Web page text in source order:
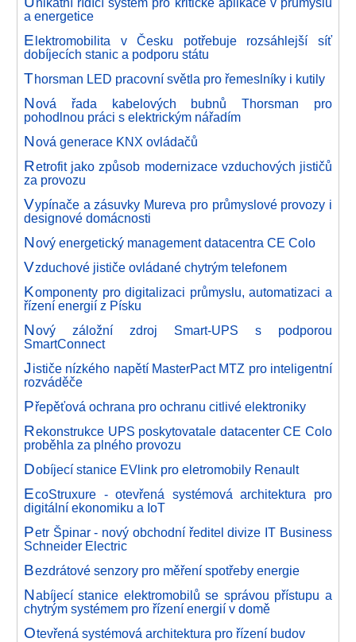
a energetice
Elektromobilita v Česku potřebuje rozsáhlejší síť
dobíjecích stanic a podporu státu
Thorsman LED pracovní světla pro řemeslníky i kutily
Nová řada kabelových bubnů Thorsman pro
pohodlnou práci s elektrickým nářadím
Nová generace KNX ovládačů
Retrofit jako způsob modernizace vzduchových jističů
za provozu
Vypínače a zásuvky Mureva pro průmyslové provozy i
designové domácnosti
Nový energetický management datacentra CE Colo
Vzduchové jističe ovládané chytrým telefonem
Komponenty pro digitalizaci průmyslu, automatizaci a
řízení energií z Písku
Nový záložní zdroj Smart-UPS s podporou
SmartConnect
Jističe nízkého napětí MasterPact MTZ pro inteligentní
rozváděče
Přepěťová ochrana pro ochranu citlivé elektroniky
Rekonstrukce UPS poskytovatale datacenter CE Colo
proběhla za plného provozu
Dobíjecí stanice EVlink pro eletromobily Renault
EcoStruxure - otevřená systémová architektura pro
digitální ekonomiku a IoT
Petr Špinar - nový obchodní ředitel divize IT Business
Schneider Electric
Bezdrátové senzory pro měření spotřeby energie
Nabíjecí stanice elektromobilů se správou přístupu a
chytrým systémem pro řízení energií v domě
Otevřená systémová architektura pro řízení budov